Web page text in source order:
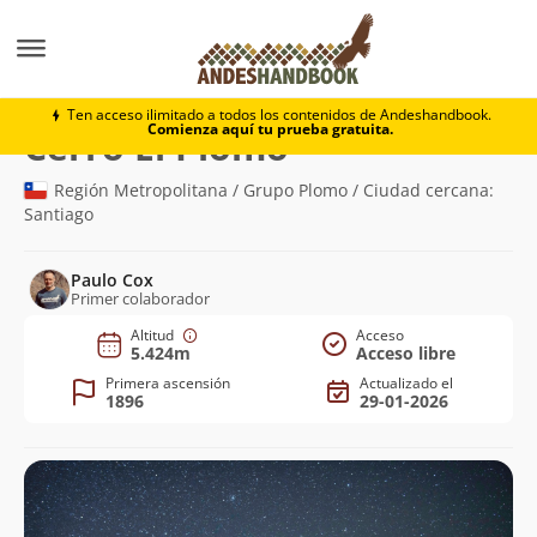
Ten acceso ilimitado a todos los contenidos de Andeshandbook.
Comienza aquí tu prueba gratuita.
Cerro El Plomo
Cerro El Plomo(5.424m)
Región Metropolitana / Grupo Plomo / Ciudad cercana:
Santiago
Paulo Cox
Primer colaborador
Altitud
5.424m
Acceso
Acceso libre
Primera ascensión
1896
Actualizado el
29-01-2026